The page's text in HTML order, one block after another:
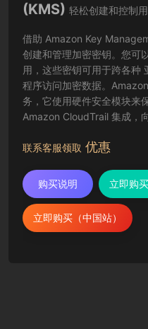
(KMS) 轻松创建和控制
借助 Amazon Key
创建和管理加密密钥。您可
用，这些密钥可用于跨各种
程序访问加密数据。
务，它使用硬件安全模块来
Amazon CloudTrail 集成，
联系客服领取 优惠
购买说明 立即购
立即购买（中国站）